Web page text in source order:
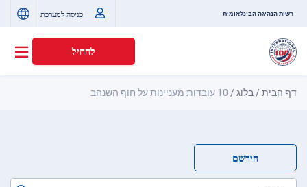
רשות הנהיגה הבינלאומית כניסה למערכת
להחיל
דף הבית/ בלוג/ 10 עובדות מעניינות על חוף השנהב
הירשם